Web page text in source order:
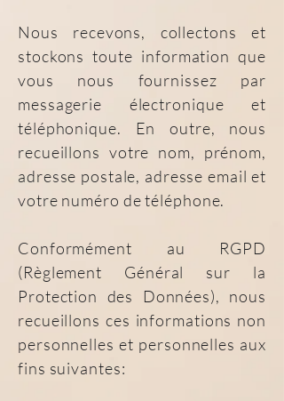
Nous recevons, collectons et
stockons toute information que
vous nous fournissez par
messagerie électronique et
téléphonique. En outre, nous
recueillons votre nom, prénom,
adresse postale, adresse email et
votre numéro de téléphone.
Conformément au RGPD
(Règlement Général sur la
Protection des Données), nous
recueillons ces informations non
personnelles et personnelles aux
fins suivantes: